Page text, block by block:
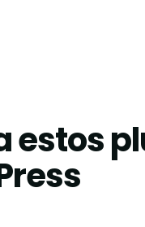
estos